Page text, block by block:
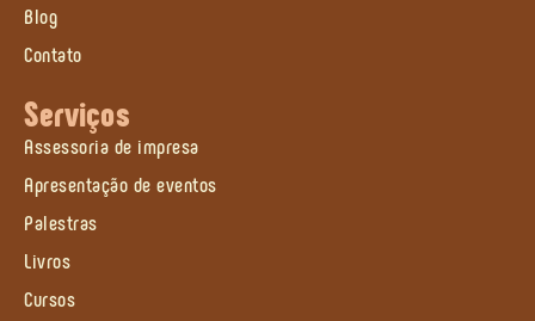
Blog
Contato
Serviços
Assessoria de impresa
Apresentação de eventos
Palestras
Livros
Cursos